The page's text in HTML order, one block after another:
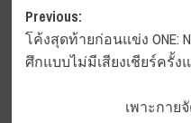
Post
navigation
Previous:
โค้งสุดท้ายก่อนแข่ง ONE:
ศึกแบบไม่มีเสียงเชียร์ครั้ง
เพาะกา